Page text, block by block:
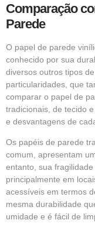
Comparação
Parede
O papel de parede
conhecido por sua
diversos outros tipos
particularidades, que
comparar o papel de
tradicionais, de tecido
e desvantagens de
Os papéis de parede
comum, apresentam
entanto, sua
principalmente em
acessíveis em termos
mesma durabilidade
umidade e é fácil de